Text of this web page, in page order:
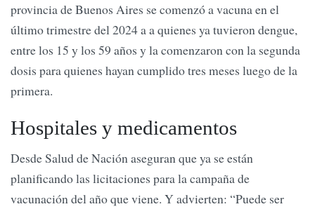
provincia de Buenos Aires se comenzó a vacuna en el
último trimestre del 2024 a a quienes ya tuvieron dengue,
entre los 15 y los 59 años y la comenzaron con la segunda
dosis para quienes hayan cumplido tres meses luego de la
primera.
Hospitales y medicamentos
Desde Salud de Nación aseguran que ya se están
planificando las licitaciones para la campaña de
vacunación del año que viene. Y advierten: “Puede ser